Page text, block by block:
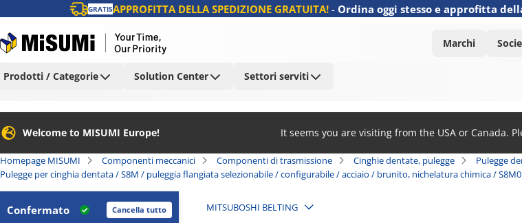
GRATISAPPROFITTA DELLA SPEDIZIONE GRATUITA! - Ordina oggi stesso e approfitta
Marchi
Prodotti / Categorie Solution Center Settori serviti
Welcome to MISUMI Europe! It seems you are visiting from the USA or Canada.
Homepage MISUMI Componenti meccanici Componenti di trasmissione Cinghie dentate, pulegge
Pulegge
Pulegge per cinghia dentata / S8M / puleggia flangiata selezionabile / configurabile / acciaio / brunito, nichelatura chimica /
Confermato Cancella tutto MITSUBOSHI BELTING